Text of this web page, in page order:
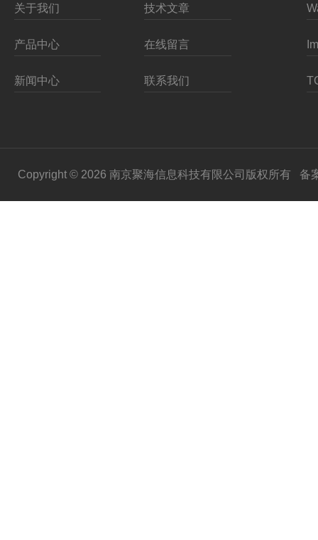
关于我们 技术文章
产品中心 在线留言
新闻中心 联系我们
Copyright © 2026 南京聚海信息科技有限公司版权所有 备